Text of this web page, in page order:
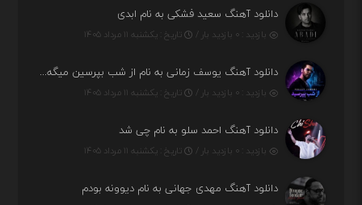
دانلود آهنگ سعید فشکی به نام ابدی
بازدید : ۰ بازدید بار / تاریخ : یکشنبه ۱۱ مرداد ۱۴۰۵
دانلود آهنگ یوسف زمانی به نام از شب بپرسین میگه چه روزگاری دارم
بازدید : ۰ بازدید بار / تاریخ : یکشنبه ۱۱ مرداد ۱۴۰۵
دانلود آهنگ احمد سلو به نام چی شد
بازدید : ۰ بازدید بار / تاریخ : یکشنبه ۱۱ مرداد ۱۴۰۵
دانلود آهنگ مهدی جهانی به نام دیوونه بودم